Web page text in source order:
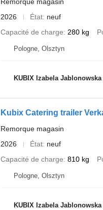
2026
État neuf
Capacité de charge
280 kg
Pologne, Olsztyn
KUBIX Izabela Jablonowska
Kubix Catering trailer
Remorque magasin
2026
État neuf
Capacité de charge 810 kg
Pologne, Olsztyn
KUBIX Izabela Jablonowska